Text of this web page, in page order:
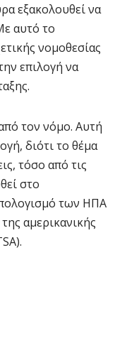
εξακολουθεί να
αυτό το
νομοθεσίας
επιλογή να
τον νόμο. Αυτή
διότι το θέμα
τόσο από τις
στο
των ΗΠΑ
αμερικανικής